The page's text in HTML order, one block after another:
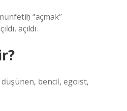
açıldı.
bencil, egoist,